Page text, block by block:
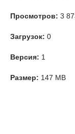
Просмотров: 3
Загрузок: 0
Версия: 1
Размер: 147 MB